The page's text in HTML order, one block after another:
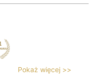
Pokaż więcej >>